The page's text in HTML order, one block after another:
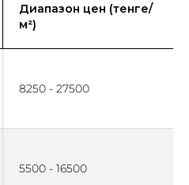
Диапазон цен (тенге/
м²)
8250 - 27500
5500 - 16500